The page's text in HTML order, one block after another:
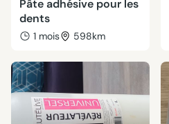
Pâte adhésive pour les
dents
1 mois 598km